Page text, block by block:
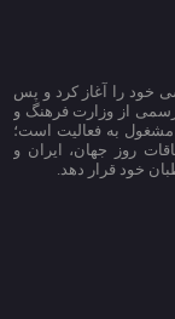
سال 94 فعالیت آزمایشی خود را آغاز کرد و پس
به اخذ مجوز رسمی از وزارت فرهنگ و
ارشاد اسلامی شد. قلم پرس که با شماره مجوز 77544 مشغول به فعالیت است؛
روز جهان، ایران و
خود قرار دهد.